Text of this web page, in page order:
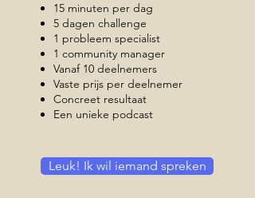
15 minuten per dag
5 dagen challenge
1 probleem specialist
1 community manager
Vanaf 10 deelnemers
Vaste prijs per deelnemer
Concreet resultaat
Een unieke podcast
Leuk! Ik wil iemand spreken